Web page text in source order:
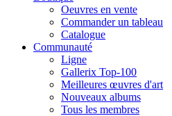
Oeuvres en vente
Commander un tableau
Catalogue
Communauté
Ligne
Gallerix Top-100
Meilleures œuvres d'art
Nouveaux albums
Tous les membres